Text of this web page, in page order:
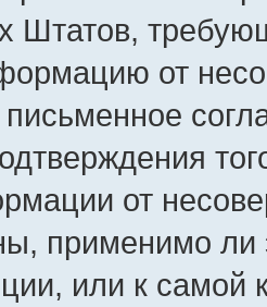
Штатов,
от
письменное
от
применимо ли
или к самой